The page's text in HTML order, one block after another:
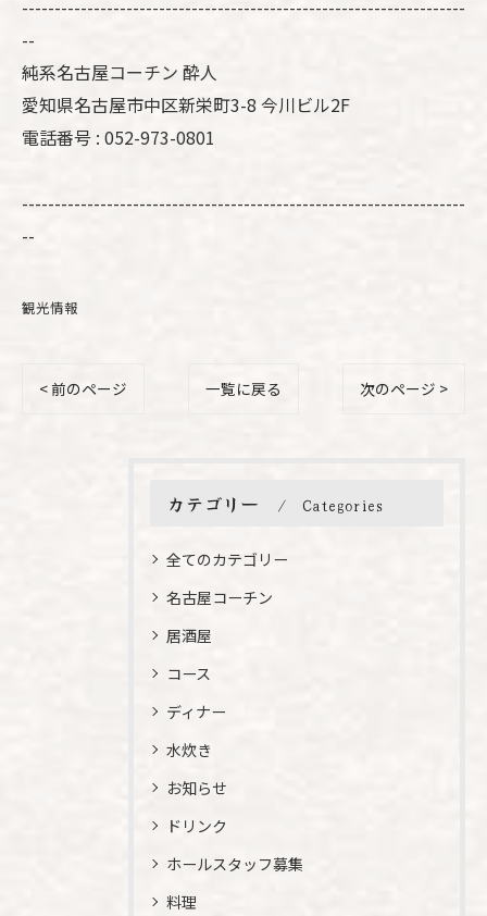
--------------------------------------------------------------------
--
純系名古屋コーチン 酔人
愛知県名古屋市中区新栄町3-8 今川ビル2F
電話番号 : 052-973-0801
--------------------------------------------------------------------
--
観光情報
< 前のページ 一覧に戻る 次のページ >
カテゴリー Categories
全てのカテゴリー
名古屋コーチン
居酒屋
コース
ディナー
水炊き
お知らせ
ドリンク
ホールスタッフ募集
料理